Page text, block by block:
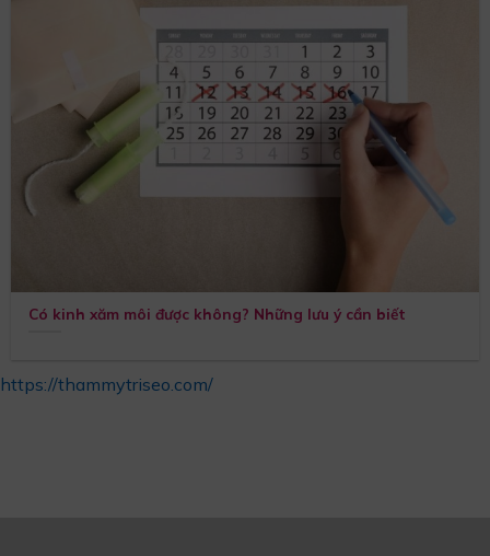
Có kinh xăm môi được không? Những lưu ý cần biết
https://thammytriseo.com/